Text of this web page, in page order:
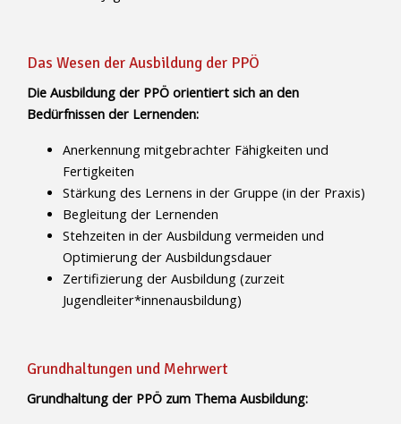
Das Wesen der Ausbildung der PPÖ
Die Ausbildung der PPÖ orientiert sich an den
Bedürfnissen der Lernenden:
Anerkennung mitgebrachter Fähigkeiten und
Fertigkeiten
Stärkung des Lernens in der Gruppe (in der Praxis)
Begleitung der Lernenden
Stehzeiten in der Ausbildung vermeiden und
Optimierung der Ausbildungsdauer
Zertifizierung der Ausbildung (zurzeit
Jugendleiter*innenausbildung)
Grundhaltungen und Mehrwert
Grundhaltung der PPÖ zum Thema Ausbildung: